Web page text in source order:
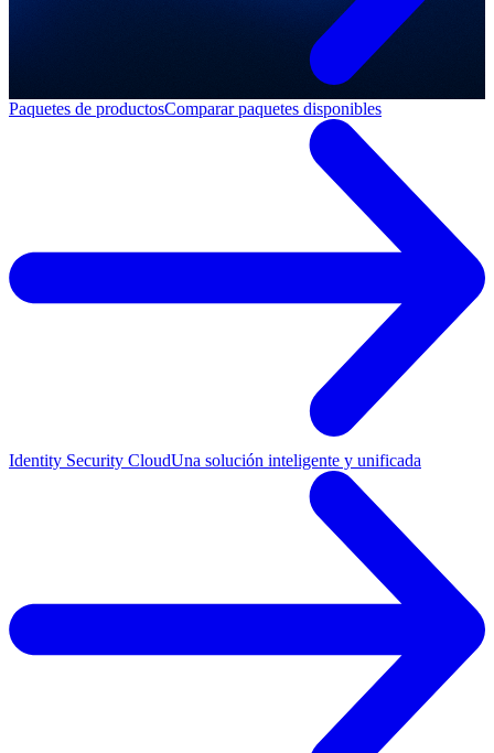
Paquetes de productosComparar paquetes disponibles
Identity Security CloudUna solución inteligente y unificada